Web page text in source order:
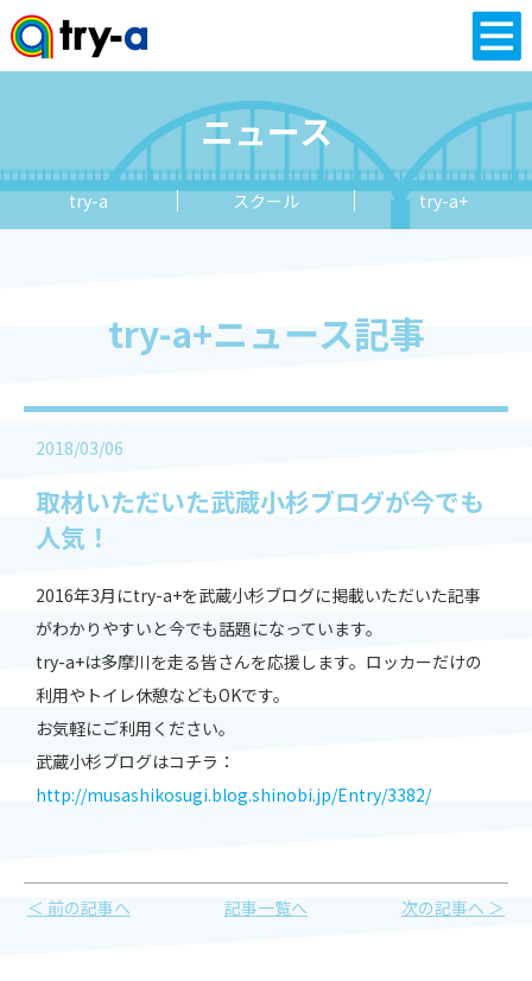
ニュース
try-a スクール try-a+
try-a+ニュース記事
2018/03/06
取材いただいた武蔵小杉ブログが今でも
人気！
2016年3月にtry-a+を武蔵小杉ブログに掲載いただいた記事
がわかりやすいと今でも話題になっています。
try-a+は多摩川を走る皆さんを応援します。ロッカーだけの
利用やトイレ休憩などもOKです。
お気軽にご利用ください。
武蔵小杉ブログはコチラ：
http://musashikosugi.blog.shinobi.jp/Entry/3382/
＜ 前の記事へ 記事一覧へ 次の記事へ ＞